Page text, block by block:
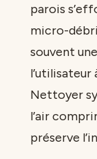
parois
micro-
souvent
l’utilisateur
Nettoyer
l’air
préserve